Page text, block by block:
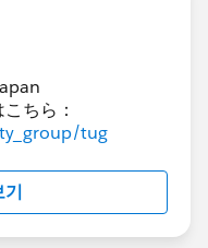
ちら：
tug
기